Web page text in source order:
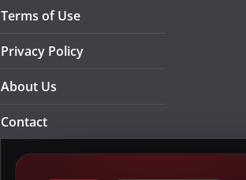
Terms of Use
Privacy Policy
About Us
Contact